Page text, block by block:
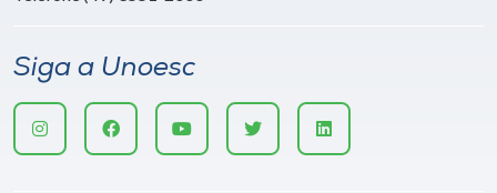
Siga a Unoesc